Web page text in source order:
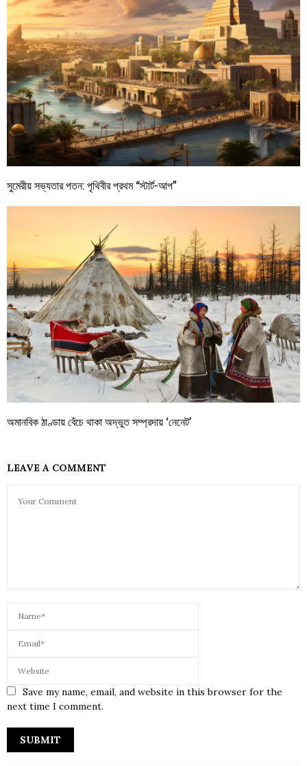
সুমেরীয় সভ্যতার পতন: পৃথিবীর প্রথম “স্টার্ট-আপ”
অমানবিক ঠাণ্ডায় বেঁচে থাকা অদ্ভুত সম্প্রদায় ‘নেনেট’
LEAVE A COMMENT
Save my name, email, and website in this browser for the
next time I comment.